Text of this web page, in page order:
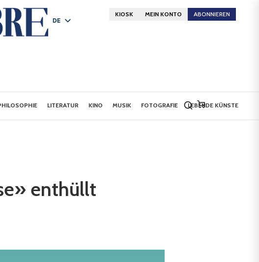
DE
KIOSK MEIN KONTO ABONNIEREN
LITERATUR KINO MUSIK FOTOGRAFIE LEBENDE KÜNSTE
enthüllt